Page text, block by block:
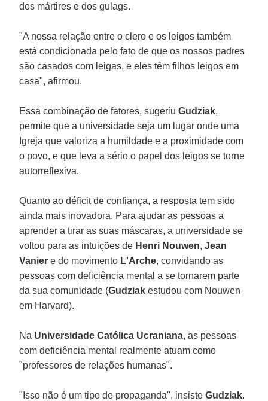
dos mártires e dos gulags.
"A nossa relação entre o clero e os leigos também
está condicionada pelo fato de que os nossos padres
são casados com leigas, e eles têm filhos leigos em
casa", afirmou.
Essa combinação de fatores, sugeriuGudziak,
permite que a universidade seja um lugar onde uma
Igreja que valoriza a humildade e a proximidade com
o povo, e que leva a sério o papel dos leigos se torne
autorreflexiva.
Quanto ao déficit de confiança, a resposta tem sido
ainda mais inovadora. Para ajudar as pessoas a
aprender a tirar as suas máscaras, a universidade se
voltou para as intuições de Henri Nouwen,Jean
Vaniere do movimento L'Arche, convidando as
pessoas com deficiência mental a se tornarem parte
da sua comunidade (Gudziakestudou com Nouwen
em Harvard).
Na Universidade Católica Ucraniana, as pessoas
com deficiência mental realmente atuam como
"professores de relações humanas".
"Isso não é um tipo de propaganda", insisteGudziak.